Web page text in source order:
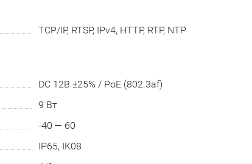
TCP/IP, RTSP, IPv4, HTTP, RTP, NTP
DC 12В ±25% / PoE (802.3af)
9 Вт
-40 — 60
IP65, IK08